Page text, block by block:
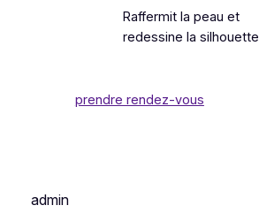
Raffermit la peau et
redessine la silhouette
prendre rendez-vous
admin